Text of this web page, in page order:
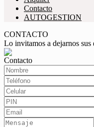
Contacto
AUTOGESTION
CONTACTO
Lo invitamos a dejarnos sus
Contacto